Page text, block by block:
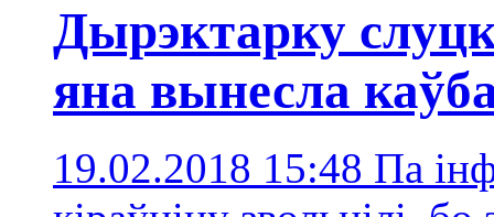
Дырэктарку
яна вынесла
19.02.2018 15:48 Па